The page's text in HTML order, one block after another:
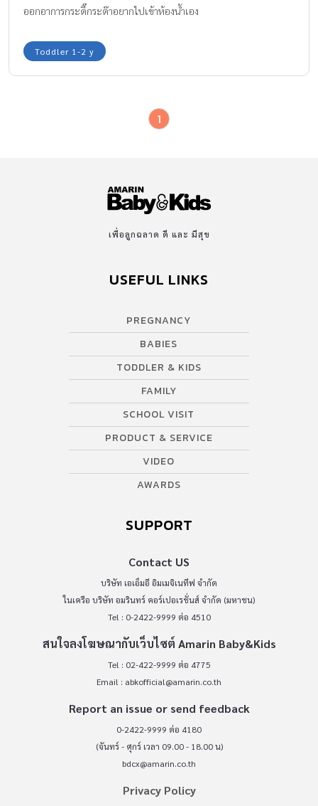
ออกอาการกระดี๊กระด๊าอยากไปเข้าห้องน้ำเอง
Toddler 1-2 y
1
เพื่อลูกฉลาด ดี และ มีสุข
USEFUL LINKS
PREGNANCY
BABIES
TODDLER & KIDS
FAMILY
SCHOOL VISIT
PRODUCT & SERVICE
VIDEO
AWARDS
SUPPORT
Contact US
บริษัท เอเอ็มอี อิมเมจิเนทีฟ จำกัด
ในเครือ บริษัท อมรินทร์ คอร์เปอเรชั่นส์ จำกัด (มหาชน)
Tel : 0-2422-9999 ต่อ 4510
สนใจลงโฆษณากับเว็บไซต์ Amarin Baby&Kids
Tel : 02-422-9999 ต่อ 4775
Email : abkofficial@amarin.co.th
Report an issue or send feedback
0-2422-9999 ต่อ 4180
(จันทร์ - ศุกร์ เวลา 09.00 - 18.00 น)
bdcx@amarin.co.th
Privacy Policy